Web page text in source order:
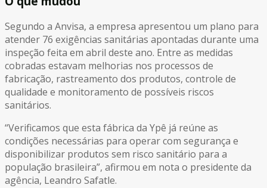
Segundo a Anvisa, a empresa apresentou um plano para
atender 76 exigências sanitárias apontadas durante uma
inspeção feita em abril deste ano. Entre as medidas
cobradas estavam melhorias nos processos de
fabricação, rastreamento dos produtos, controle de
qualidade e monitoramento de possíveis riscos
sanitários.
“Verificamos que esta fábrica da Ypê já reúne as
condições necessárias para operar com segurança e
disponibilizar produtos sem risco sanitário para a
população brasileira”, afirmou em nota o presidente da
agência, Leandro Safatle.